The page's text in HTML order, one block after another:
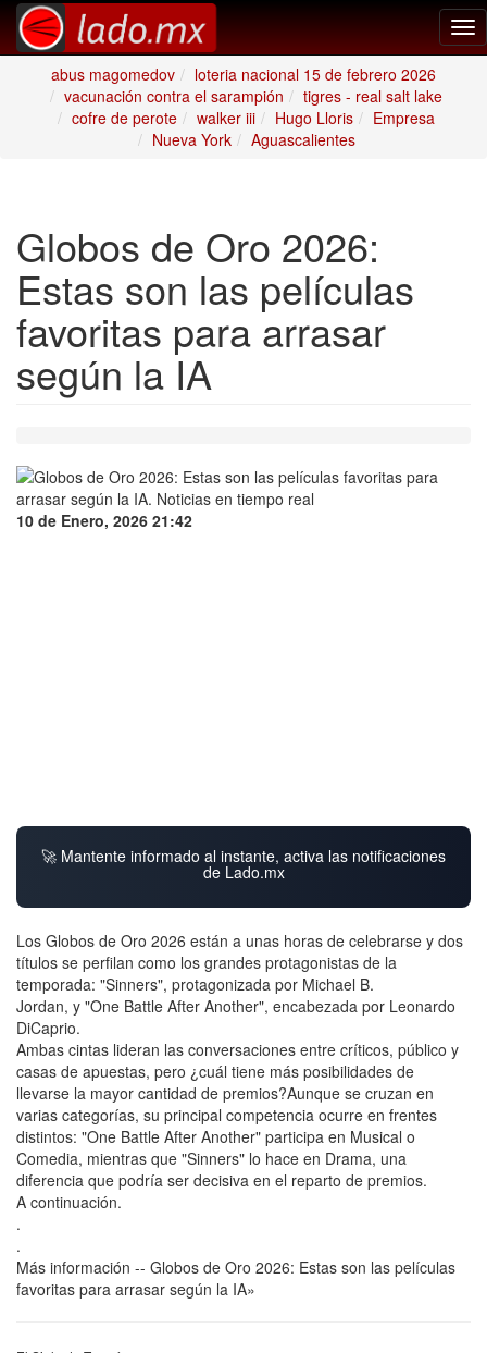
abus magomedov
loteria nacional 15 de febrero 2026
vacunación contra el sarampión
tigres - real salt lake
cofre de perote
walker iii Hugo Lloris
Empresa
Nueva York
Aguascalientes
Globos de Oro 2026:
Estas son las películas
favoritas para arrasar
según la IA
10 de Enero, 2026 21:42
🚀 Mantente informado al instante, activa las notificaciones
de Lado.mx
Los Globos de Oro 2026 están a unas horas de celebrarse y dos
títulos se perfilan como los grandes protagonistas de la
temporada: "Sinners", protagonizada por Michael B.
Jordan, y "One Battle After Another", encabezada por Leonardo
DiCaprio.
Ambas cintas lideran las conversaciones entre críticos, público y
casas de apuestas, pero ¿cuál tiene más posibilidades de
llevarse la mayor cantidad de premios?Aunque se cruzan en
varias categorías, su principal competencia ocurre en frentes
distintos: "One Battle After Another" participa en Musical o
Comedia, mientras que "Sinners" lo hace en Drama, una
diferencia que podría ser decisiva en el reparto de premios.
A continuación.
.
.
Más información -- Globos de Oro 2026: Estas son las películas
favoritas para arrasar según la IA»